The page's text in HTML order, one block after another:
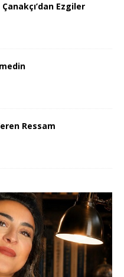
Ezgiler
Ressam